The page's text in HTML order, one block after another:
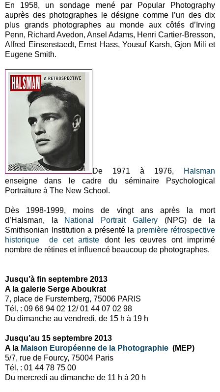
En 1958, un sondage mené par Popular Photography
auprès des photographes le désigne comme l’un des dix
plus grands photographes au monde aux côtés d’Irving
Penn, Richard Avedon, Ansel Adams, Henri Cartier-Bresson,
Alfred Einsenstaedt, Ernst Hass, Yousuf Karsh, Gjon Mili et
Eugene Smith.
De 1971 à 1976,
Halsman
enseigne dans le cadre du séminaire Psychological
Portraiture à The New School.
Dès 1998-1999, moins de vingt ans après la mort
d’Halsman, la National Portrait Gallery(NPG) de la
Smithsonian Institution a présenté la première rétrospective
historique de cet artiste dont les œuvres ont imprimé
nombre de rétines et influencé beaucoup de photographes.
Jusqu’à fin septembre 2013
A la galerie Serge Aboukrat
7, place de Furstemberg, 75006 PARIS
Tél. : 09 66 94 02 12/ 01 44 07 02 98
Du dimanche au vendredi, de 15 h à 19 h
Jusqu’au 15 septembre 2013
A la Maison Européenne de la Photographie (MEP)
5/7, rue de Fourcy, 75004 Paris
Tél. : 01 44 78 75 00
Du mercredi au dimanche de 11 h à 20 h